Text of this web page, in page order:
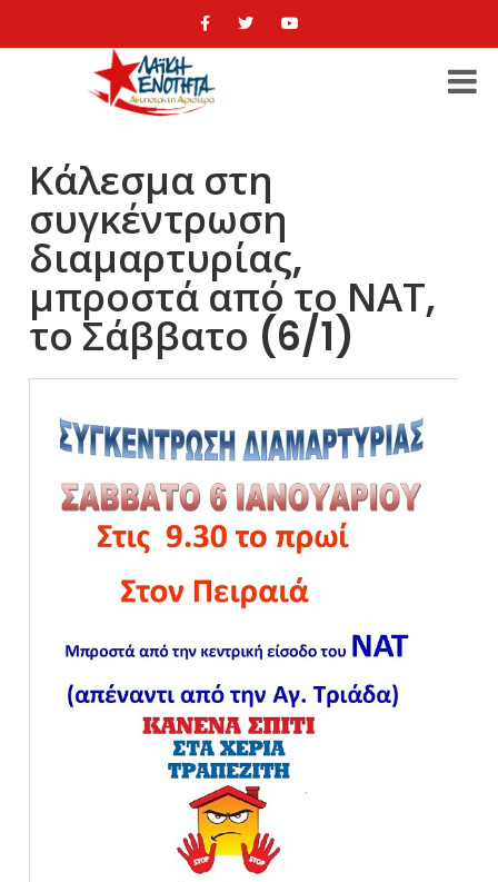
Κάλεσμα στη
συγκέντρωση
διαμαρτυρίας,
μπροστά από το ΝΑΤ,
το Σάββατο (6/1)